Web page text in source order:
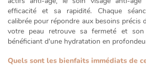
efficacité et sa rapidité. Chaque
calibrée pour répondre aux besoins précis
votre peau retrouve sa fermeté et
bénéficiant d'une hydratation en
Quels sont les bienfaits immédiats de